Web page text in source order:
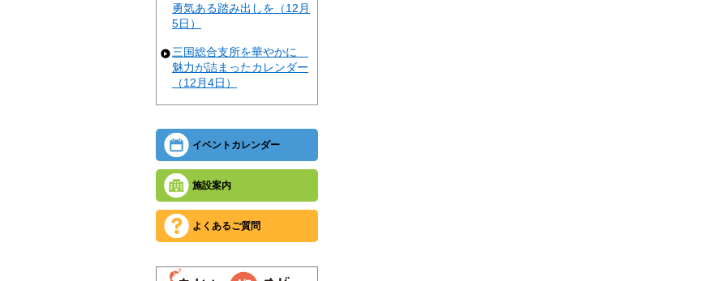
勇気ある踏み出しを（12月
5日）
三国総合支所を華やかに
魅力が詰まったカレンダー
（12月4日）
イベントカレンダー
施設案内
よくあるご質問